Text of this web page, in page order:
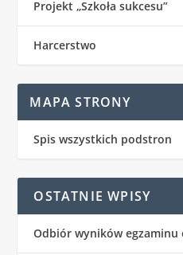
Projekt „Szkoła sukcesu”
Harcerstwo
MAPA STRONY
Spis wszystkich podstron
OSTATNIE WPISY
Odbiór wyników egzaminu